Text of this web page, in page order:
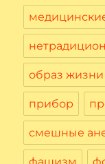
образ жизни
прибор
смешные